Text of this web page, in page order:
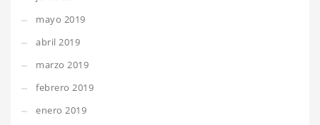
mayo 2019
abril 2019
marzo 2019
febrero 2019
enero 2019